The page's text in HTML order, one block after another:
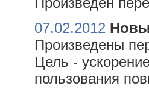
07.02.2012
Произведены
Цель -
пользования